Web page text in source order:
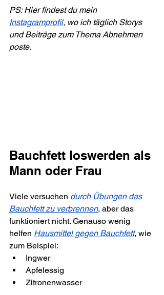
PS: Hier findest du mein
Instagramprofil, wo ich täglich Storys
und Beiträge zum Thema Abnehmen
poste.
Bauchfett loswerden als
Mann oder Frau
Viele versuchen durch Übungen das
Bauchfett zu verbrennen, aber das
funktioniert nicht. Genauso wenig
helfen Hausmittel gegen Bauchfett, wie
zum Beispiel:
Ingwer
Apfelessig
Zitronenwasser